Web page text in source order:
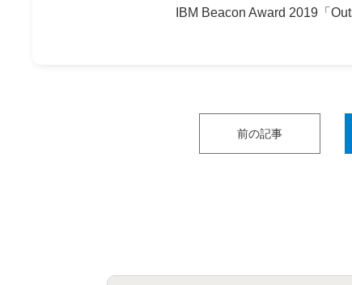
IBM Beacon Award 2019「
前の記事